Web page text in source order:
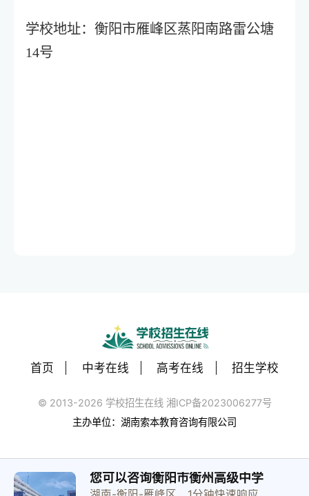
学校地址：衡阳市雁峰区蒸阳南路雷公塘
14号
首页 中考在线 高考在线 招生学校
© 2013-2026 学校招生在线 湘ICP备2023006277号
主办单位：湖南索本教育咨询有限公司
您可以咨询衡阳市衡州高级中学